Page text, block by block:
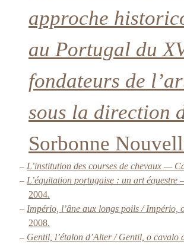
approche
au Portugal du
fondateurs de
sous la direction
Sorbonne
– L’institution des courses de chevaux —
– L’équitation portugaise : un art
2004.
– Império, l’âne aux longs poils /
2008.
– Gentil, l’étalon d’Alter / Gentil, o